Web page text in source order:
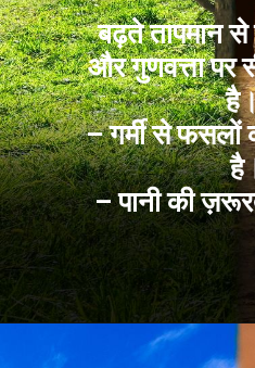
बढ़ते तापमान से
और गुणवत्ता पर
– गर्मी से फसलों
– पानी की